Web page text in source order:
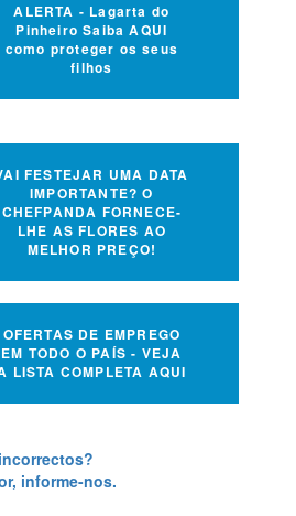
ALERTA - Lagarta do
Pinheiro Saiba AQUI
como proteger os seus
filhos
FESTEJAR UMA DATA
IMPORTANTE? O
CHEFPANDA FORNECE-
LHE AS FLORES AO
MELHOR PREÇO!
OFERTAS DE EMPREGO
EM TODO O PAÍS - VEJA
LISTA COMPLETA AQUI
informe-nos.